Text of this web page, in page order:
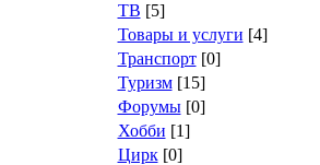
ТВ [5]
Товары и услуги [4]
Транспорт[0]
Туризм[15]
Форумы[0]
Хобби [1]
Цирк[0]